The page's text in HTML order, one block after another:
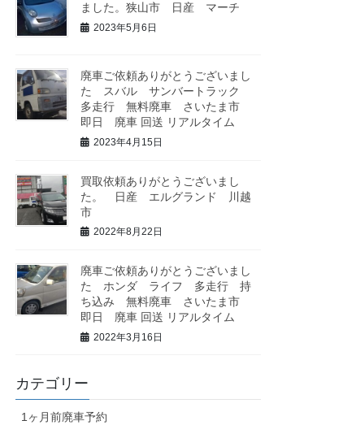
ました。狭山市 日産 マーチ
2023年5月6日
廃車ご依頼ありがとうございまし
た スバル サンバートラック
多走行 無料廃車 さいたま市
即日 廃車 回送 リアルタイム
2023年4月15日
買取依頼ありがとうございまし
た。 日産 エルグランド 川越
市
2022年8月22日
廃車ご依頼ありがとうございまし
た ホンダ ライフ 多走行 持
ち込み 無料廃車 さいたま市
即日 廃車 回送 リアルタイム
2022年3月16日
カテゴリー
1ヶ月前廃車予約